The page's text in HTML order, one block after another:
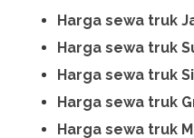
Harga sewa truk
Harga sewa truk
Harga sewa truk
Harga sewa truk
Harga sewa truk